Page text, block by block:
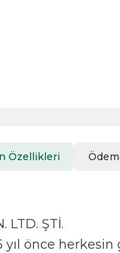
Özellikleri
LTD. ŞTİ.
yıl önce